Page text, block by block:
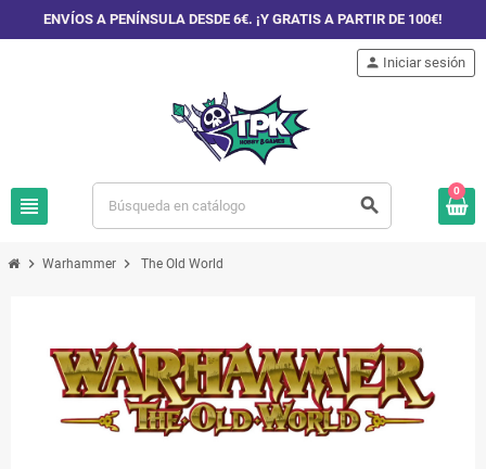
ENVÍOS A PENÍNSULA DESDE 6€. ¡Y GRATIS A PARTIR DE 100€!
view_headline search
person Iniciar sesión
0
chevron_right Warhammer chevron_right The Old World